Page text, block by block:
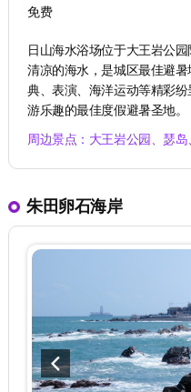
免费
日山海水浴场位于大王岩公
清凉的海水，是城区最佳避
典、表演、海洋运动等精彩
游乐趣的最佳度假避暑圣地。
周边景点：大王岩公园、瑟
朱田卵石海岸